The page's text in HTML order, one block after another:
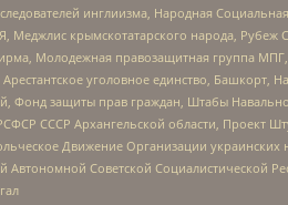
инглиизма, Народная
крымскотатарского народа, Рубеж
Молодежная правозащитная группа
уголовное единство,
защиты прав граждан, Штабы
СССР Архангельской области, Проект
Движение Организации
Советской Социалистической